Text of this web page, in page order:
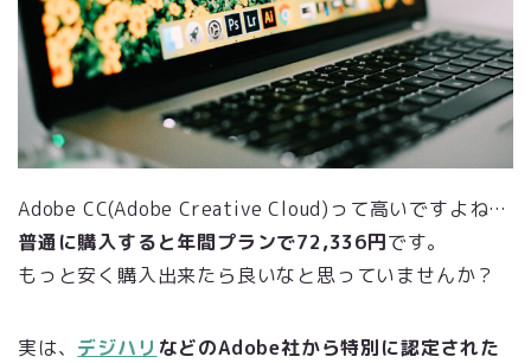
Adobe CC(Adobe Creative Cloud)って高いですよね…
普通に購入すると年間プランで72,336円です。
もっと安く購入出来たら良いなと思っていませんか？
実は、 デジハリ などのAdobe社から特別に認定された